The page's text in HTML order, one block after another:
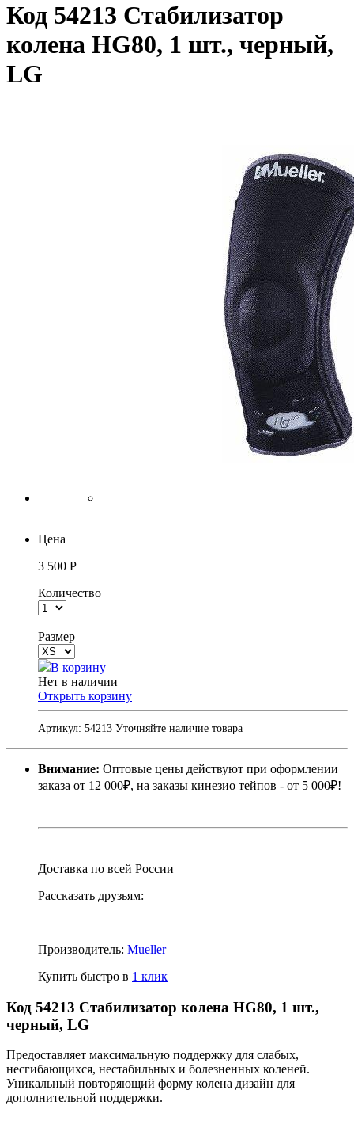
Код 54213 Стабилизатор
колена HG80, 1 шт., черный,
LG
Цена
3 500 Р
Количество
Размер
В корзину
Нет в наличии
Открыть корзину
Артикул: 54213 Уточняйте наличие товара
Внимание: Оптовые цены действуют при оформлении
заказа от 12 000₽, на заказы кинезио тейпов - от 5 000₽!
Доставка по всей России
Рассказать друзьям:
Производитель: Mueller
Купить быстро в 1 клик
Код 54213 Стабилизатор колена HG80, 1 шт.,
черный, LG
Предоставляет максимальную поддержку для слабых,
несгибающихся, нестабильных и болезненных коленей.
Уникальный повторяющий форму колена дизайн для
дополнительной поддержки.